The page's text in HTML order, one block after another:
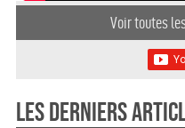
Voir toutes
Les derniers